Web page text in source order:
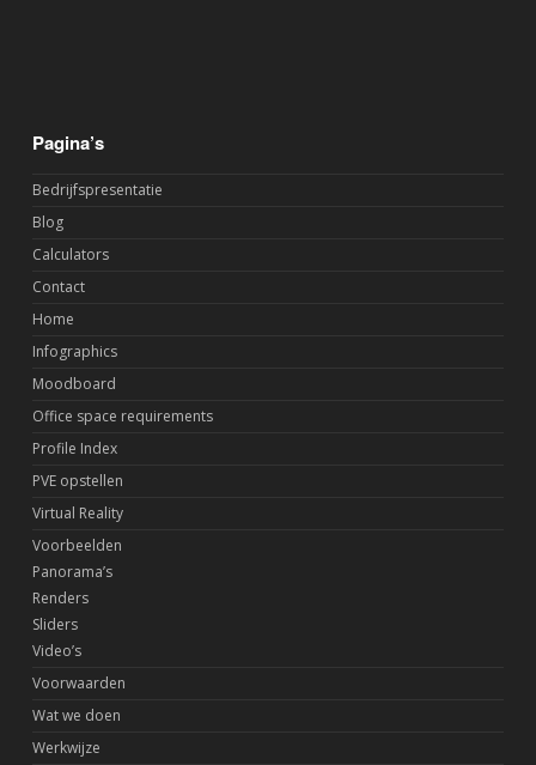
Pagina’s
Bedrijfspresentatie
Blog
Calculators
Contact
Home
Infographics
Moodboard
Office space requirements
Profile Index
PVE opstellen
Virtual Reality
Voorbeelden
Panorama’s
Renders
Sliders
Video’s
Voorwaarden
Wat we doen
Werkwijze